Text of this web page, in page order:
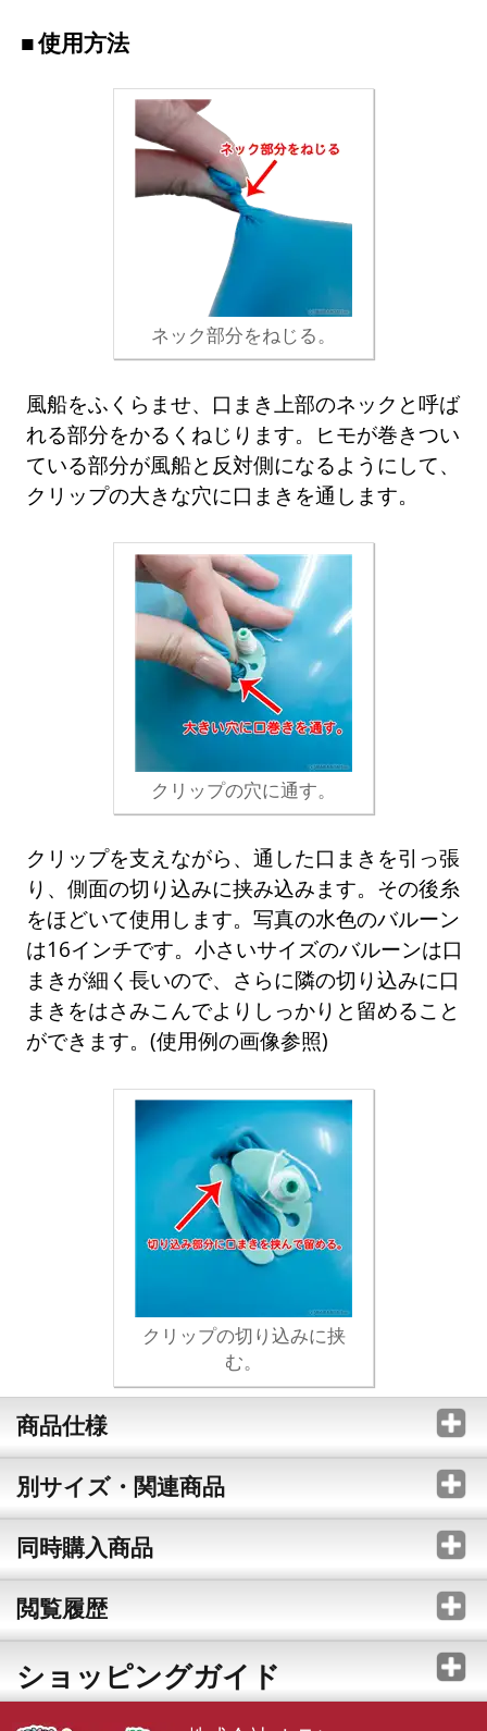
使用方法
ネック部分をねじる。
風船をふくらませ、口まき上部のネックと呼ば
れる部分をかるくねじります。ヒモが巻きつい
ている部分が風船と反対側になるようにして、
クリップの大きな穴に口まきを通します。
クリップの穴に通す。
クリップを支えながら、通した口まきを引っ張
り、側面の切り込みに挟み込みます。その後糸
をほどいて使用します。写真の水色のバルーン
は16インチです。小さいサイズのバルーンは口
まきが細く長いので、さらに隣の切り込みに口
まきをはさみこんでよりしっかりと留めること
ができます。(使用例の画像参照)
クリップの切り込みに挟
む。
商品仕様
別サイズ・関連商品
同時購入商品
閲覧履歴
ショッピングガイド